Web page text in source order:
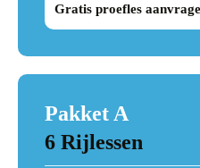
Gratis proefles
Pakket A
6 Rijlessen